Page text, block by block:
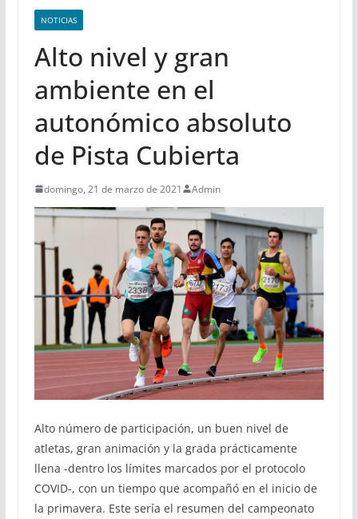
NOTICIAS
Alto nivel y gran
ambiente en el
autonómico absoluto
de Pista Cubierta
domingo, 21 de marzo de 2021 Admin
Alto número de participación, un buen nivel de
atletas, gran animación y la grada prácticamente
llena -dentro los límites marcados por el protocolo
COVID-, con un tiempo que acompañó en el inicio de
la primavera. Este sería el resumen del campeonato